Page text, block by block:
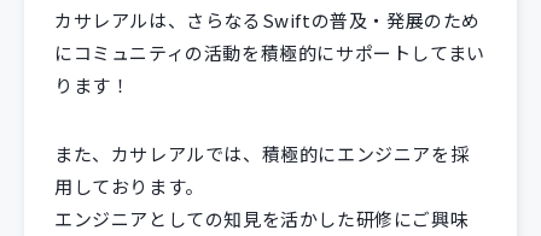
カサレアルは、さらなるSwiftの普及・発展のため
にコミュニティの活動を積極的にサポートしてまい
ります！
また、カサレアルでは、積極的にエンジニアを採
用しております。
エンジニアとしての知見を活かした研修にご興味